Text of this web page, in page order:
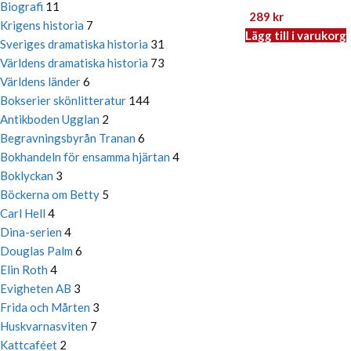
Biografi 11
Krigens historia 7
Sveriges dramatiska historia 31
Världens dramatiska historia 73
Världens länder6
Bokserier skönlitteratur 144
Antikboden Ugglan 2
Begravningsbyrån Tranan 6
Bokhandeln för ensamma hjärtan 4
Boklyckan 3
Böckerna om Betty 5
Carl Hell 4
Dina-serien 4
Douglas Palm 6
Elin Roth 4
Evigheten AB 3
Frida och Mårten 3
Huskvarnasviten 7
Kattcaféet 2
289 kr
Lägg till i varukorg